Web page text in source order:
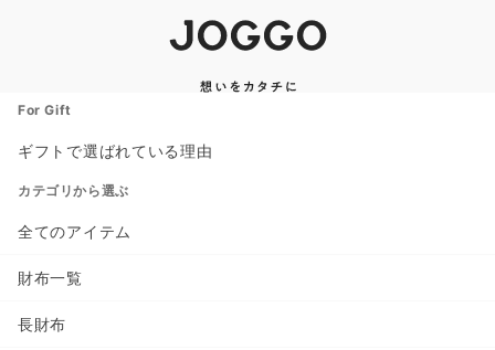
For Gift
ギフトで選ばれている理由
カテゴリから選ぶ
全てのアイテム
財布一覧
長財布